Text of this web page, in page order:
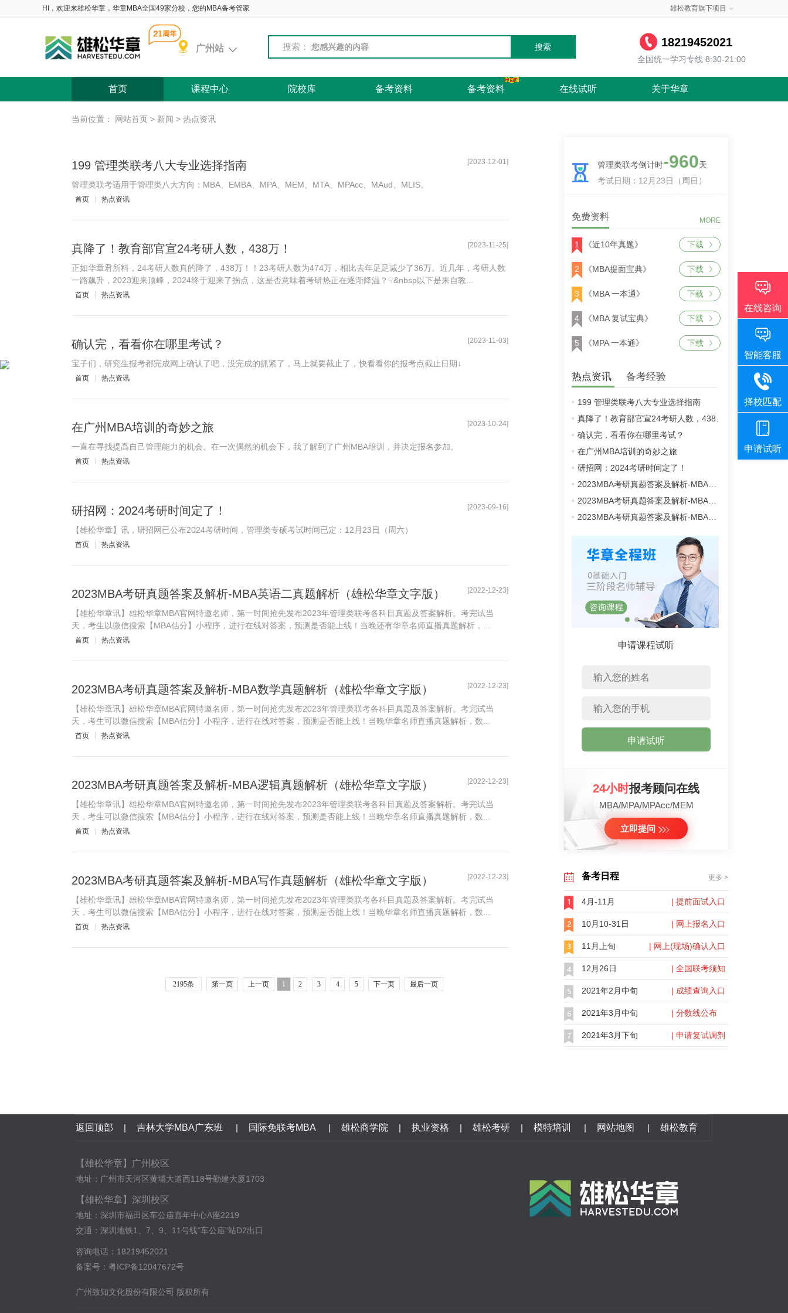
HI，欢迎来雄松华章，华章MBA全国49家分校，您的MBA备考管家 雄松教育旗下项目
广州站 搜索： 搜索 18219452021
全国统一学习专线 8:30-21:00
首页 课程中心 院校库 备考资料 备考资料 在线试听 关于华章
当前位置： 网站首页 > 新闻 > 热点资讯
199 管理类联考八大专业选择指南 [2023-12-01]
管理类联考适用于管理类八大方向：MBA、EMBA、MPA、MEM、MTA、MPAcc、MAud、MLIS。
首页 热点资讯
真降了！教育部官宣24考研人数，438万！ [2023-11-25]
正如华章君所料，24考研人数真的降了，438万！！23考研人数为474万，相比去年足足减少了36万。近几年，考研人数
一路飙升，2023迎来顶峰，2024终于迎来了拐点，这是否意味着考研热正在逐渐降温？☟&nbsp以下是来自教...
首页 热点资讯
确认完，看看你在哪里考试？ [2023-11-03]
宝子们，研究生报考都完成网上确认了吧，没完成的抓紧了，马上就要截止了，快看看你的报考点截止日期↓
首页 热点资讯
在广州MBA培训的奇妙之旅 [2023-10-24]
一直在寻找提高自己管理能力的机会。在一次偶然的机会下，我了解到了广州MBA培训，并决定报名参加。
首页 热点资讯
研招网：2024考研时间定了！ [2023-09-16]
【雄松华章】讯，研招网已公布2024考研时间，管理类专硕考试时间已定：12月23日（周六）
首页 热点资讯
2023MBA考研真题答案及解析-MBA英语二真题解析（雄松华章文字版） [2022-12-23]
【雄松华章讯】雄松华章MBA官网特邀名师，第一时间抢先发布2023年管理类联考各科目真题及答案解析。考完试当
天，考生以微信搜索【MBA估分】小程序，进行在线对答案，预测是否能上线！当晚还有华章名师直播真题解析，...
首页 热点资讯
2023MBA考研真题答案及解析-MBA数学真题解析（雄松华章文字版） [2022-12-23]
【雄松华章讯】雄松华章MBA官网特邀名师，第一时间抢先发布2023年管理类联考各科目真题及答案解析。考完试当
天，考生可以微信搜索【MBA估分】小程序，进行在线对答案，预测是否能上线！当晚华章名师直播真题解析，数...
首页 热点资讯
2023MBA考研真题答案及解析-MBA逻辑真题解析（雄松华章文字版） [2022-12-23]
【雄松华章讯】雄松华章MBA官网特邀名师，第一时间抢先发布2023年管理类联考各科目真题及答案解析。考完试当
天，考生可以微信搜索【MBA估分】小程序，进行在线对答案，预测是否能上线！当晚华章名师直播真题解析，数...
首页 热点资讯
2023MBA考研真题答案及解析-MBA写作真题解析（雄松华章文字版） [2022-12-23]
【雄松华章讯】雄松华章MBA官网特邀名师，第一时间抢先发布2023年管理类联考各科目真题及答案解析。考完试当
天，考生可以微信搜索【MBA估分】小程序，进行在线对答案，预测是否能上线！当晚华章名师直播真题解析，数...
首页 热点资讯
2195条 第一页 上一页 1 2 3 4 5 下一页 最后一页
管理类联考倒计时-960天
考试日期：12月23日（周日）
免费资料 MORE
1 《近10年真题》 下载
2 《MBA提面宝典》 下载
3 《MBA 一本通》 下载
4 《MBA 复试宝典》 下载
5 《MPA 一本通》 下载
热点资讯 备考经验
199 管理类联考八大专业选择指南
真降了！教育部官宣24考研人数，438万！
确认完，看看你在哪里考试？
在广州MBA培训的奇妙之旅
研招网：2024考研时间定了！
2023MBA考研真题答案及解析-MBA英语二真题解析（雄松华章文字版）
2023MBA考研真题答案及解析-MBA数学真题解析（雄松华章文字版）
2023MBA考研真题答案及解析-MBA逻辑真题解析（雄松华章文字版）
申请课程试听
申请试听
24小时报考顾问在线
MBA/MPA/MPAcc/MEM
立即提问
备考日程 更多 >
4月-11月 | 提前面试入口
10月10-31日 | 网上报名入口
11月上旬 | 网上(现场)确认入口
12月26日 | 全国联考须知
2021年2月中旬 | 成绩查询入口
2021年3月中旬 | 分数线公布
2021年3月下旬 | 申请复试调剂
返回顶部 | 吉林大学MBA广东班 | 国际免联考MBA | 雄松商学院 | 执业资格 | 雄松考研 | 模特培训 | 网站地图 | 雄松教育
【雄松华章】广州校区
地址：广州市天河区黄埔大道西118号勤建大厦1703
【雄松华章】深圳校区
地址：深圳市福田区车公庙喜年中心A座2219
交通：深圳地铁1、7、9、11号线“车公庙”站D2出口
咨询电话：18219452021
备案号： 粤ICP备12047672号
广州致知文化股份有限公司 版权所有